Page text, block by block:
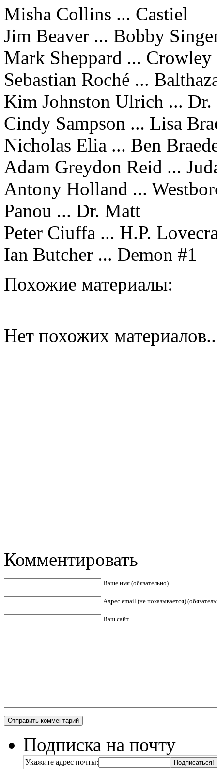
Misha Collins ... Castiel
Jim Beaver ... Bobby
Mark Sheppard ...
Sebastian Roché ...
Kim Johnston Ulrich ... Dr.
Cindy Sampson ... Lisa
Nicholas Elia ... Ben
Adam Greydon Reid ...
Antony Holland ...
Panou ... Dr. Matt
Peter Ciuffa ... H.P.
Ian Butcher ... Demon #1
Похожие материалы:
Нет похожих
Комментировать
Ваше имя (обязательно)
Адрес email (не показывается)
Ваш сайт
Подписка на почту
Укажите адрес почты: